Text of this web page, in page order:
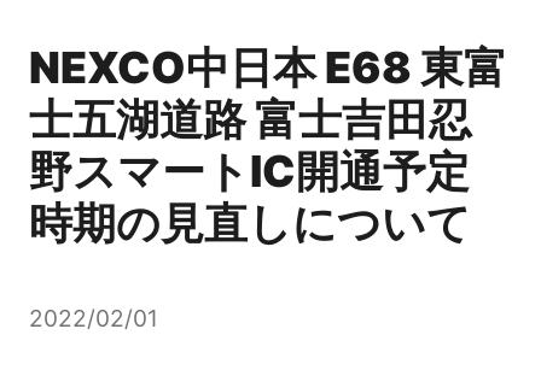
NEXCO中日本 E68 東富
士五湖道路 富士吉田忍
野スマートIC開通予定
時期の見直しについて
2022/02/01